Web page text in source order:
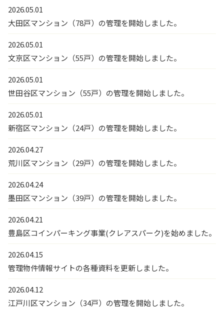
2026.05.01
大田区マンション（78戸）の管理を開始しました。
2026.05.01
文京区マンション（55戸）の管理を開始しました。
2026.05.01
世田谷区マンション（55戸）の管理を開始しました。
2026.05.01
新宿区マンション（24戸）の管理を開始しました。
2026.04.27
荒川区マンション（29戸）の管理を開始しました。
2026.04.24
墨田区マンション（39戸）の管理を開始しました。
2026.04.21
豊島区コインパーキング事業(クレアスパーク)を始めました。
2026.04.15
管理物件情報サイトの各種資料を更新しました。
2026.04.12
江戸川区マンション（34戸）の管理を開始しました。